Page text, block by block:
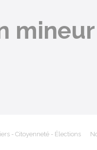
- Citoyenneté - Élections